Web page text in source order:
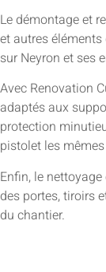
Le démontage et
et autres
sur Neyron et ses
Avec Renovation
adaptés aux
protection
pistolet les
Enfin, le
des portes, tiroirs
du chantier.